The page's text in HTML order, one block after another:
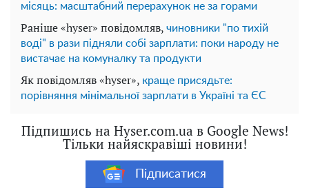
місяць: масштабний перерахунок не за горами
Раніше «hyser» повідомляв, чиновники "по тихій
воді" в рази підняли собі зарплати: поки народу не
вистачає на комуналку та продукти
Як повідомляв «hyser», краще присядьте:
порівняння мінімальної зарплати в Україні та ЄС
Підпишись на Hyser.com.ua в Google News!
Тільки найяскравіші новини!
Підписатися